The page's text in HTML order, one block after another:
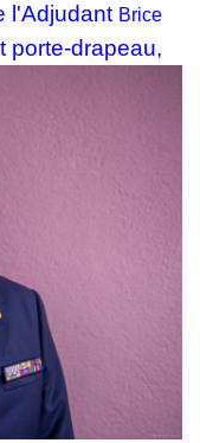
l'Adjudant Brice
porte-drapeau,